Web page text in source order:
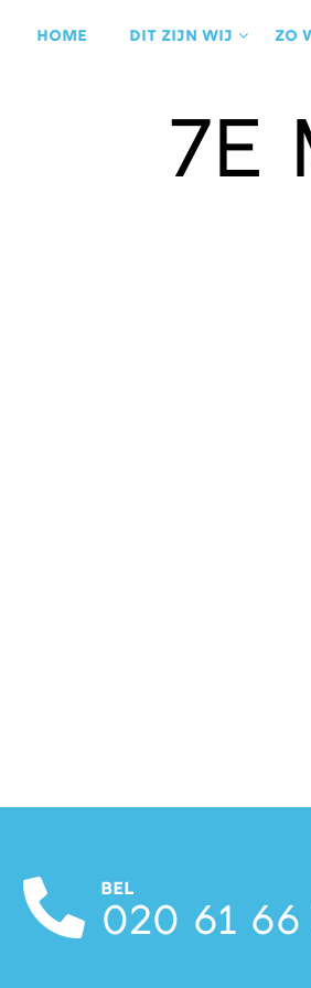
Home Dit zijn wij Zo
7e
BEL
020 61 66